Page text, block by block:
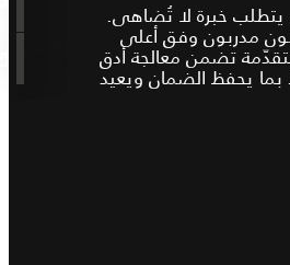
يتطلب خبرة لا تُضاهى.
مدربون وفق أعلى
تضمن معالجة أدق
بما يحفظ الضمان ويعيد